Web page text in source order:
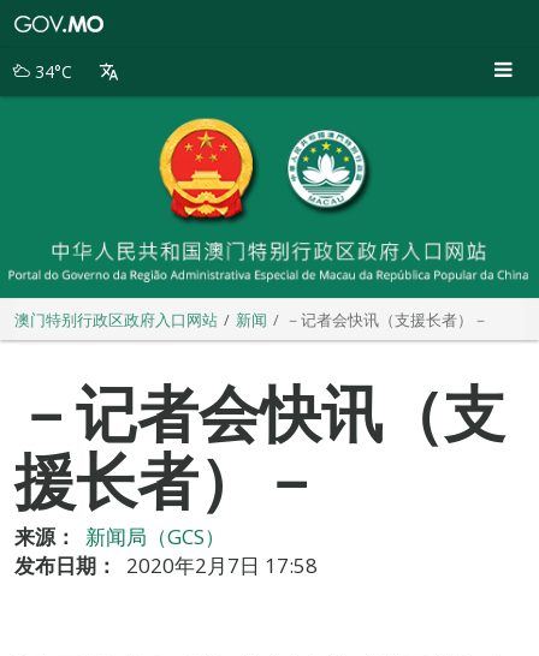
别
34°C
澳门特别行政区政府入口网站 新闻 －记者会快讯（支援长者）－
－记者会快讯（支
援长者）－
来源：
新闻局（GCS）
发布日期：
2020年2月7日 17:58